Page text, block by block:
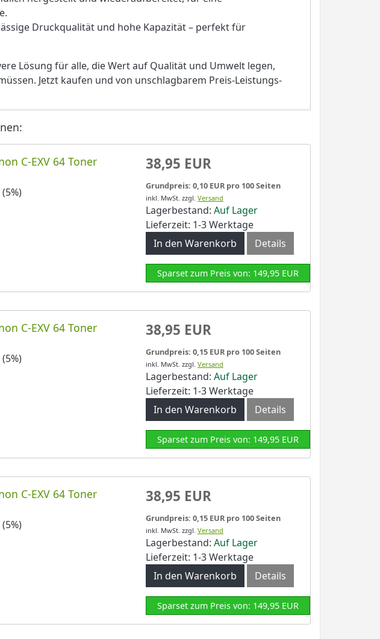
Druckqualität und hohe Kapazität – perfekt für
Lösung für alle, die Wert auf Qualität und Umwelt legen,
Jetzt kaufen und von unschlagbarem Preis-Leistungs-
C-EXV 64 Toner
38,95 EUR
Grundpreis: 0,10 EUR pro 100 Seiten
inkl. MwSt. zzgl. Versand
Lagerbestand: Auf Lager
Lieferzeit: 1-3 Werktage
In den Warenkorb
Details
Sparset zum Preis von: 149,95 EUR
C-EXV 64 Toner
38,95 EUR
Grundpreis: 0,15 EUR pro 100 Seiten
inkl. MwSt. zzgl. Versand
Lagerbestand: Auf Lager
Lieferzeit: 1-3 Werktage
In den Warenkorb
Details
Sparset zum Preis von: 149,95 EUR
C-EXV 64 Toner
38,95 EUR
Grundpreis: 0,15 EUR pro 100 Seiten
inkl. MwSt. zzgl. Versand
Lagerbestand: Auf Lager
Lieferzeit: 1-3 Werktage
In den Warenkorb
Details
Sparset zum Preis von: 149,95 EUR